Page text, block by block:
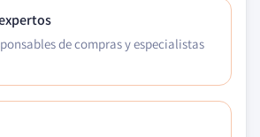
de compras y especialistas